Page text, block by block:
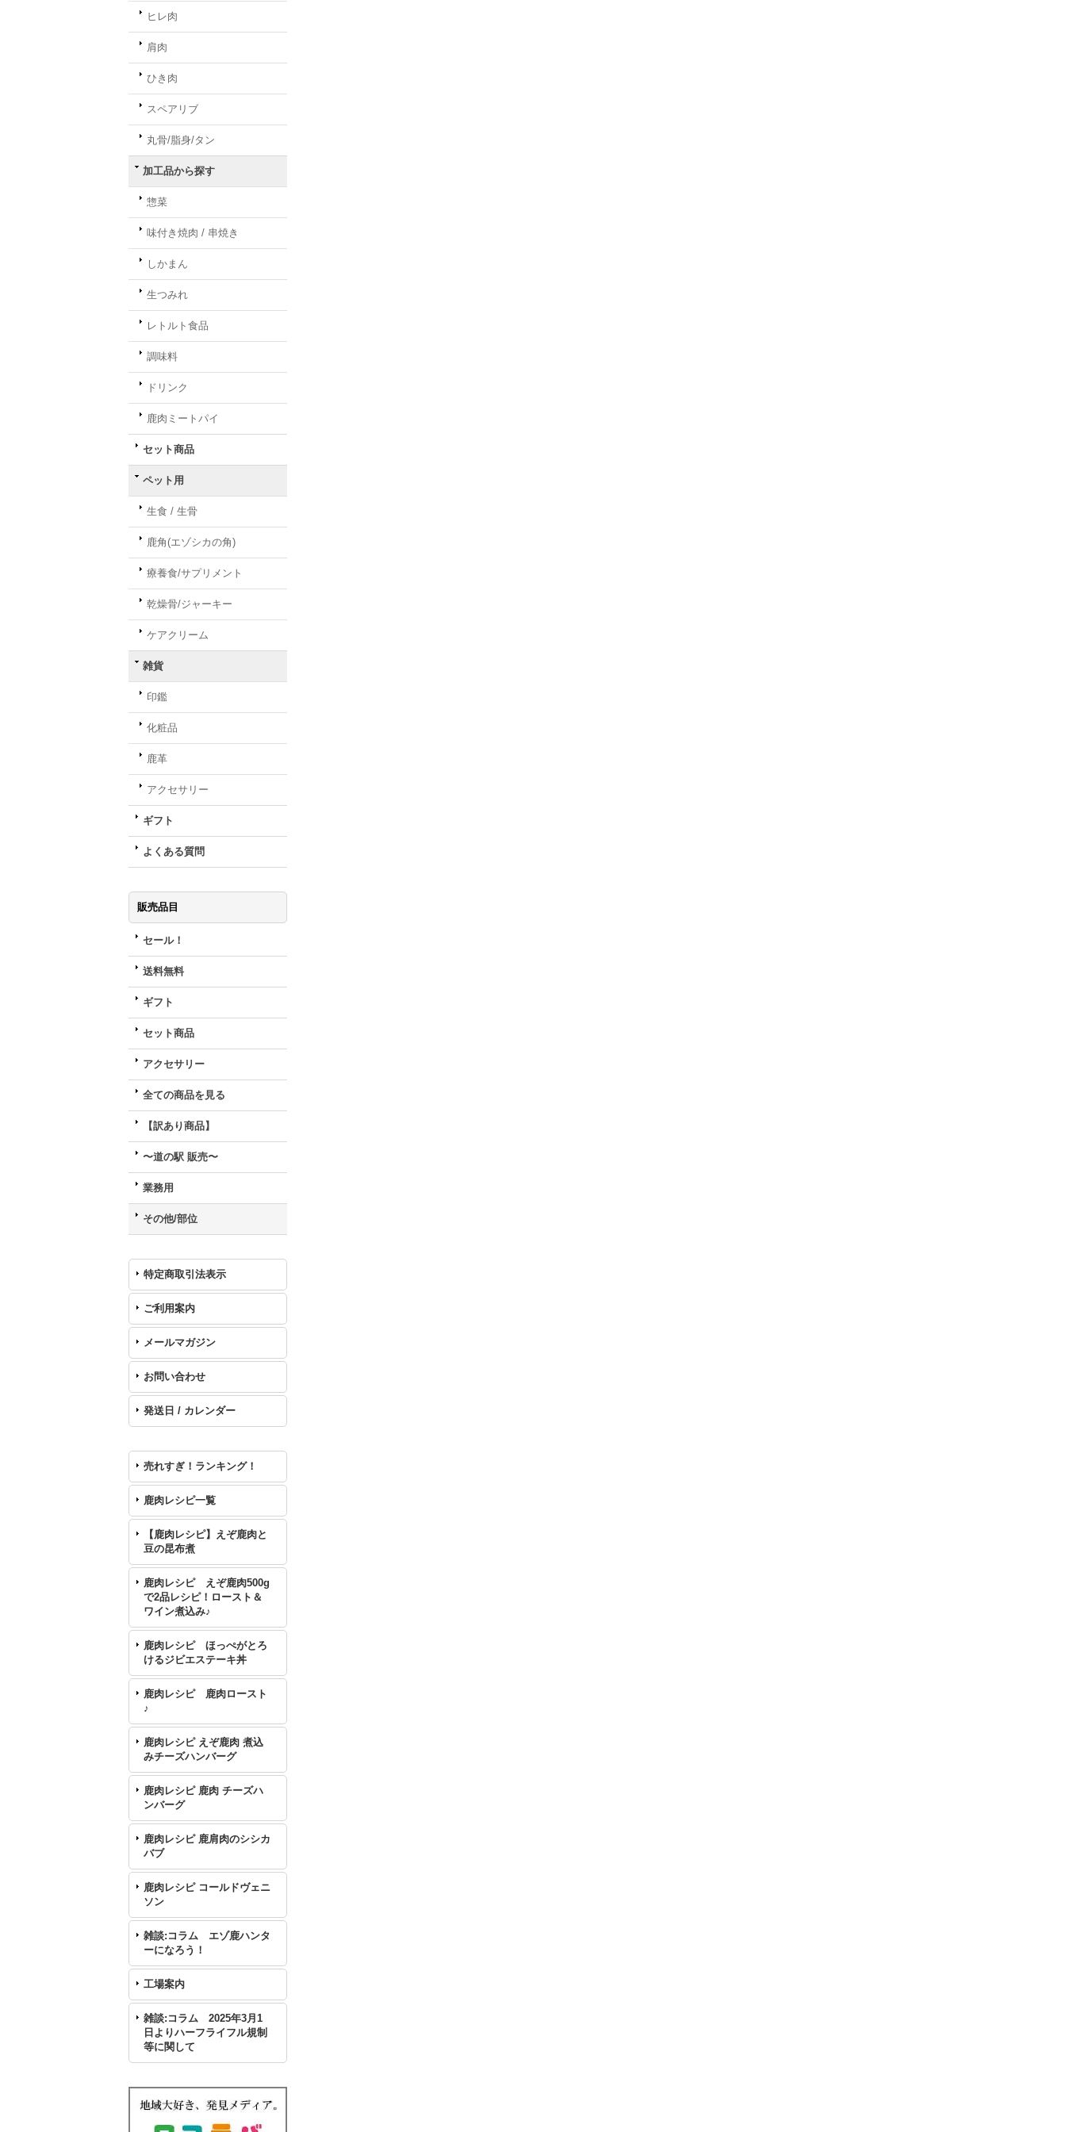
ヒレ肉
肩肉
ひき肉
スペアリブ
丸骨/脂身/タン
加工品から探す
惣菜
味付き焼肉 / 串焼き
しかまん
生つみれ
レトルト食品
調味料
ドリンク
鹿肉ミートパイ
セット商品
ペット用
生食 / 生骨
鹿角(エゾシカの角)
療養食/サプリメント
乾燥骨/ジャーキー
ケアクリーム
雑貨
印鑑
化粧品
鹿革
アクセサリー
ギフト
よくある質問
販売品目
セール！
送料無料
ギフト
セット商品
アクセサリー
全ての商品を見る
【訳あり商品】
〜道の駅 販売〜
業務用
その他/部位
特定商取引法表示
ご利用案内
メールマガジン
お問い合わせ
発送日 / カレンダー
売れすぎ！ランキング！
鹿肉レシピ一覧
【鹿肉レシピ】えぞ鹿肉と
豆の昆布煮
鹿肉レシピ えぞ鹿肉500g
で2品レシピ！ロースト＆
ワイン煮込み♪
鹿肉レシピ ほっぺがとろ
けるジビエステーキ丼
鹿肉レシピ 鹿肉ロースト
♪
鹿肉レシピ えぞ鹿肉 煮込
みチーズハンバーグ
鹿肉レシピ 鹿肉 チーズハ
ンバーグ
鹿肉レシピ 鹿肩肉のシシカ
バブ
鹿肉レシピ コールドヴェニ
ソン
雑談:コラム エゾ鹿ハンタ
ーになろう！
工場案内
雑談:コラム 2025年3月1
日よりハーフライフル規制
等に関して